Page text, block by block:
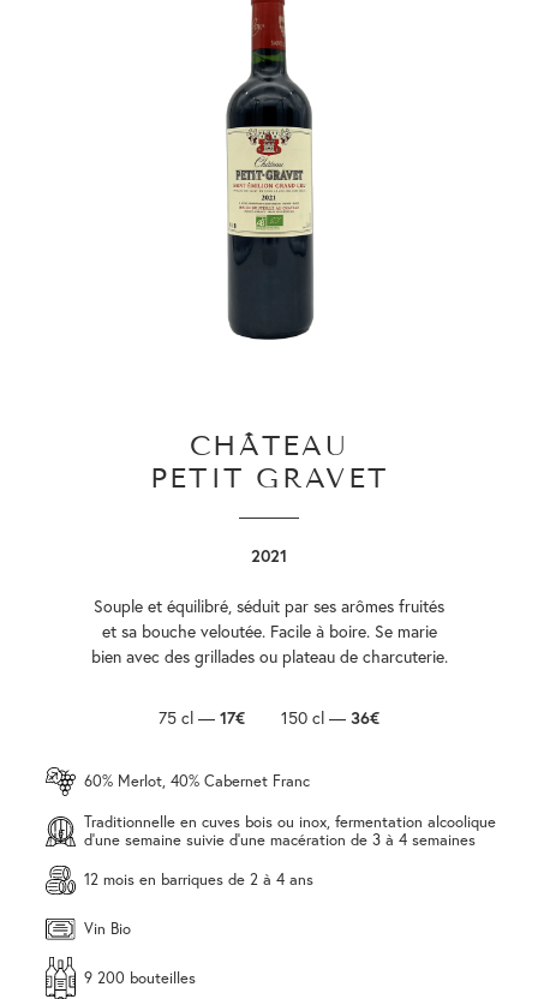
CHÂTEAU
PETIT GRAVET
2021
Souple et équilibré, séduit par ses arômes fruités
et sa bouche veloutée. Facile à boire. Se marie
bien avec des grillades ou plateau de charcuterie.
75 cl — 17€ 150 cl — 36€
60% Merlot, 40% Cabernet Franc
Traditionnelle en cuves bois ou inox, fermentation alcoolique
d'une semaine suivie d'une macération de 3 à 4 semaines
12 mois en barriques de 2 à 4 ans
Vin Bio
9 200 bouteilles